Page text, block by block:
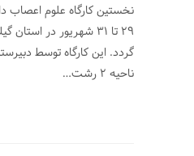
نخستین کارگاه علوم اعصاب
29 تا 31 شهریور در
گردد. این کارگاه توسط
ناحیه 2 رشت…